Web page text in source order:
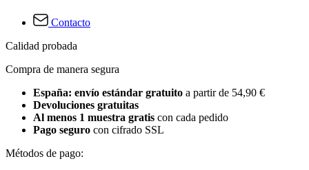
Contacto
Calidad probada
Compra de manera segura
España: envío estándar gratuito a partir de 54,90 €
Devoluciones gratuitas
Al menos 1 muestra gratis con cada pedido
Pago seguro con cifrado SSL
Métodos de pago: